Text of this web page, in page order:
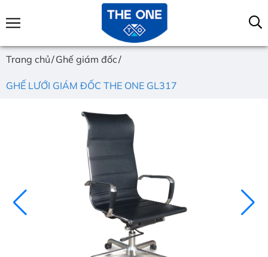
Trang chủ Ghế giám đốc
GHẾ LƯỚI GIÁM ĐỐC THE ONE GL317